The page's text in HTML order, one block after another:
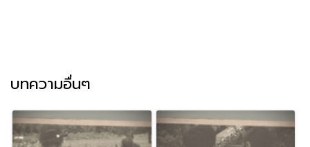
บทความอื่นๆ